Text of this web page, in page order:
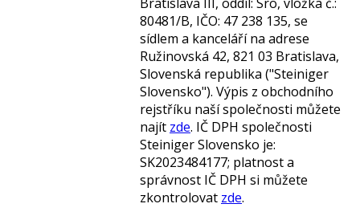
80481/B, IČO: 47 238 135, se
sídlem a kanceláří na adrese
Ružinovská 42, 821 03 Bratislava,
Slovenská republika ("Steiniger
Slovensko"). Výpis z obchodního
rejstříku naší společnosti můžete
najít zde. IČ DPH společnosti
Steiniger Slovensko je:
SK2023484177; platnost a
správnost IČ DPH si můžete
zkontrolovat zde.